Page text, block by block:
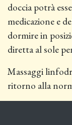
doccia potrà
medicazione e
dormire in
diretta al sole
Massaggi
ritorno alla